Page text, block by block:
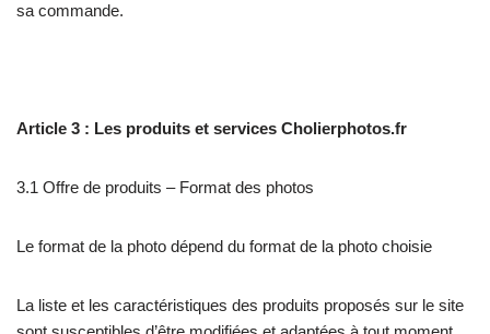
sa commande.
Article 3 : Les produits et services Cholierphotos.fr
3.1 Offre de produits – Format des photos
Le format de la photo dépend du format de la photo choisie
La liste et les caractéristiques des produits proposés sur le site